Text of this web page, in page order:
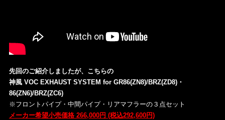
先回のご紹介しましたが、こちらの
神風 VOC EXHAUST SYSTEM for GR86(ZN8)/BRZ(ZD8)・
86(ZN6)/BRZ(ZC6)
※フロントパイプ・中間パイプ・リアマフラーの３点セット
メーカー希望小売価格 266,000円 (税込292,600円)